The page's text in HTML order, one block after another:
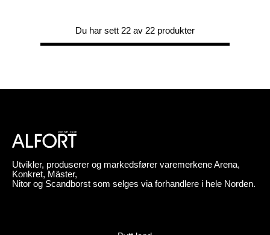
Du har sett 22 av 22 produkter
Utvikler, produserer og markedsfører varemerkene Arena,
Konkret, Mäster,
Nitor og Scandborst som selges via forhandlere i hele Norden.